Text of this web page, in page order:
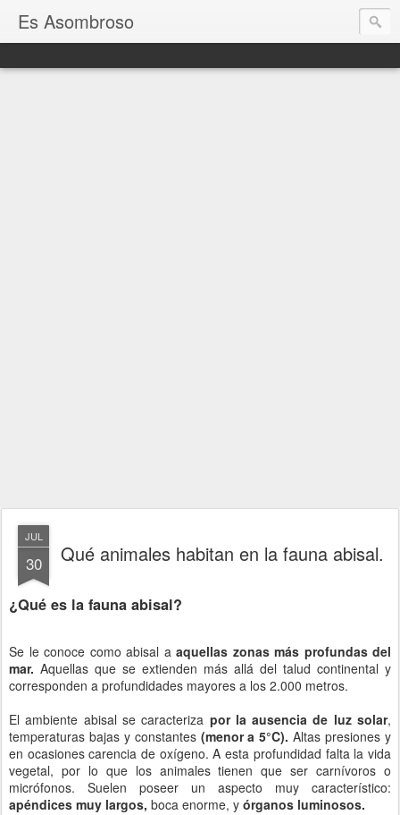
Es Asombroso
JUL
30 Qué animales habitan en la fauna abisal.
¿Qué es la fauna abisal?
Se le conoce como abisal a aquellas zonas más profundas del
mar. Aquellas que se extienden más allá del talud continental y
corresponden a profundidades mayores a los 2.000 metros.
El ambiente abisal se caracteriza por la ausencia de luz solar,
temperaturas bajas y constantes (menor a 5°C). Altas presiones y
en ocasiones carencia de oxígeno. A esta profundidad falta la vida
vegetal, por lo que los animales tienen que ser carnívoros o
micrófonos. Suelen poseer un aspecto muy característico:
apéndices muy largos, boca enorme, y órganos luminosos.